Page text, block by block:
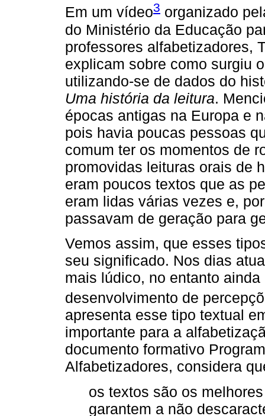
Em um vídeo3 organizado
do Ministério da Educação
professores alfabetizadores,
explicam sobre como surgiu
utilizando-se de dados do
Uma história da leitura.
épocas antigas na Europa e
pois havia poucas pessoas
comum ter os momentos de
promovidas leituras orais de
eram poucos textos que as
eram lidas várias vezes e,
passavam de geração para
Vemos assim, que esses
seu significado. Nos dias
mais lúdico, no entanto
desenvolvimento de
apresenta esse tipo textual
importante para a
documento formativo
Alfabetizadores, considera
os textos são os
garantem a não